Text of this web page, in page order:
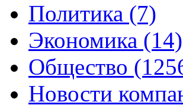
Политика (7)
Экономика (14)
Общество
Новости